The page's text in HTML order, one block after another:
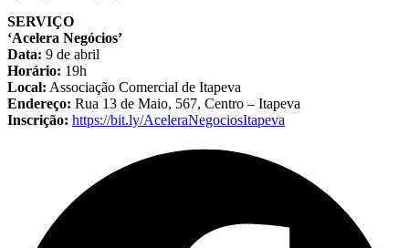
SERVIÇO
‘Acelera Negócios’
Data: 9 de abril
Horário: 19h
Local: Associação Comercial de Itapeva
Endereço: Rua 13 de Maio, 567, Centro – Itapeva
Inscrição: https://bit.ly/AceleraNegociosItapeva